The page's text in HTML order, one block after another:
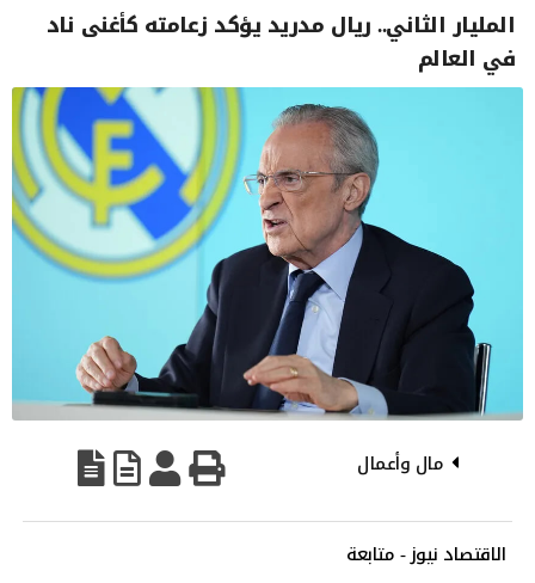
المليار الثاني.. ريال مدريد يؤكد زعامته كأغنى ناد
في العالم
مال وأعمال
الاقتصاد نيوز - متابعة